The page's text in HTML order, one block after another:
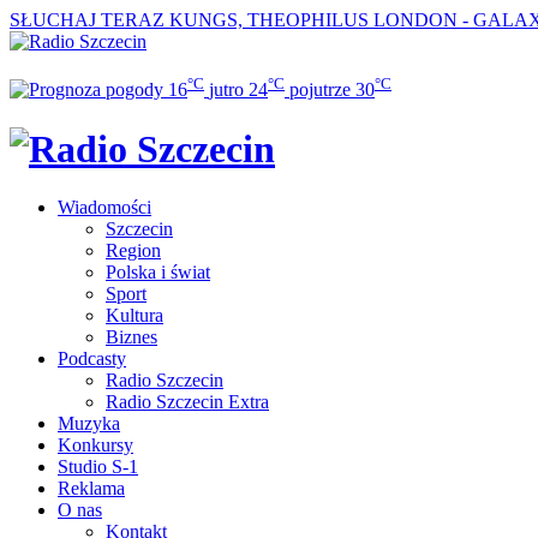
SŁUCHAJ TERAZ KUNGS, THEOPHILUS LONDON -
16°C jutro 24°C pojutrze 30°C
Wiadomości
Szczecin
Region
Polska i świat
Sport
Kultura
Biznes
Podcasty
Radio Szczecin
Radio Szczecin Extra
Muzyka
Konkursy
Studio S-1
Reklama
O nas
Kontakt